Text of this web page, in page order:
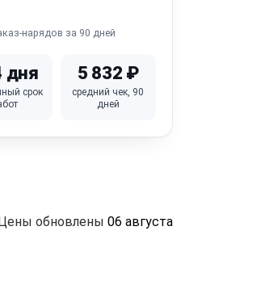
нарядов за 90 дней
дня
срок
5 832 ₽
средний чек, 90
дней
обновлены 06 августа